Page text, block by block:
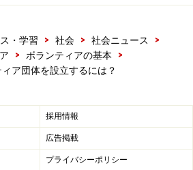
めておきましょう。特に予算管理
ったり、助成金を申請したりする
（持続可能性）とは？意味をわか
・学習 > 社会 > 社会ニュース
>
> ボランティアの基本
>
ア団体を設立するには？
採用情報
広告掲載
プライバシーポリシー